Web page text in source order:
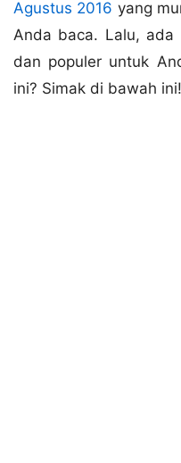
Agustus 2016 yang
Anda baca. Lalu, ada
dan populer untuk
ini? Simak di bawah ini!